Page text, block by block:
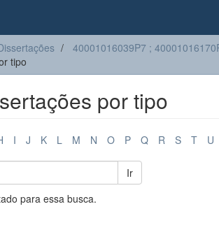
40001016039P7 ;
tipo
por tipo
I J K L M N O P Q R S T U
Ir
para essa busca.